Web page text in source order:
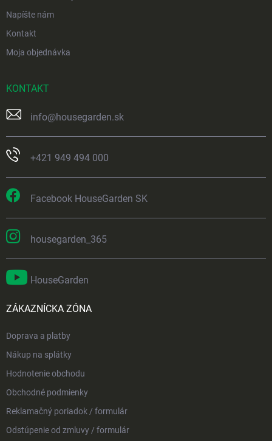
Napíšte nám
Kontakt
Moja objednávka
KONTAKT
info@housegarden.sk
+421 949 494 000
Facebook HouseGarden SK
housegarden_365
HouseGarden
ZÁKAZNÍCKA ZÓNA
Doprava a platby
Nákup na splátky
Hodnotenie obchodu
Obchodné podmienky
Reklamačný poriadok / formulár
Odstúpenie od zmluvy / formulár